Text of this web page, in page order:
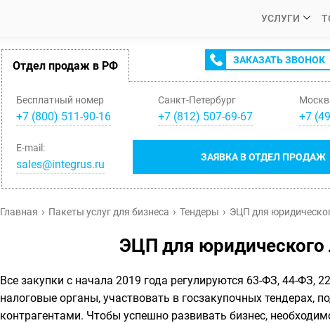
УСЛУГИ
Отдел продаж в РФ ЗАКАЗАТЬ ЗВОНОК
Бесплатный номер
+7 (800) 511-90-16
Санкт-Петербург
+7(812) 507-69-67 +7 (
ЗАЯВКА В ОТДЕЛ ПРОДАЖ
E-mail:
sales@integrus.ru
Главная Пакеты услуг для бизнеса Тендеры ЭЦП для
ЭЦП для юридического
Все закупки с начала 2019 года регулируются 63-ФЗ, 44-ФЗ,
налоговые органы, участвовать в госзакупочных тендерах,
контрагентами. Чтобы успешно развивать бизнес,